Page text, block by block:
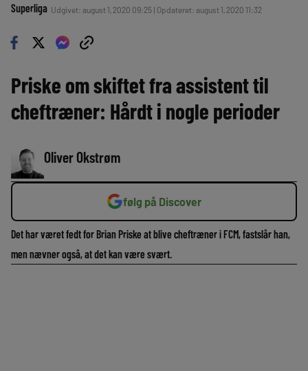
Superliga Udgivet: august 1, 2020 09:25 | Opdateret: august 1, 2020 11:32
Priske om skiftet fra assistent til
cheftræner: Hårdt i nogle perioder
Oliver Okstrøm
følg på Discover
Det har været fedt for Brian Priske at blive cheftræner i FCM, fastslår han,
men nævner også, at det kan være svært.